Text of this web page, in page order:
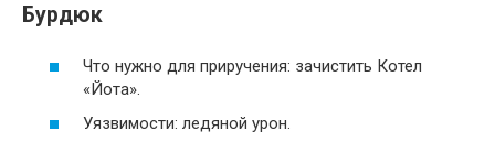
Бурдюк
Что нужно для приручения: зачистить Котел
«Йота».
Уязвимости: ледяной урон.